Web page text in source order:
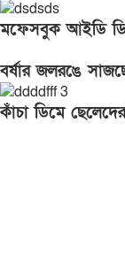
মফেসবুক আইডি
বর্ষার জলরঙে
কাঁচা ডিমে